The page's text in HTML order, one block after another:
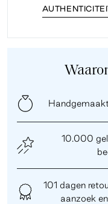
10.000
101 dagen
aanzoek